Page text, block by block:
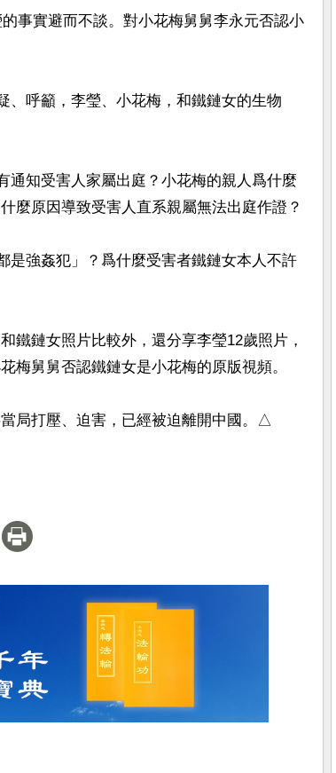
事實避而不談。對小花梅舅舅李永元否認小
、呼籲，李瑩、小花梅，和鐵鏈女的生物
通知受害人家屬出庭？小花梅的親人爲什麼
麼原因導致受害人直系親屬無法出庭作證？
是強姦犯」？爲什麼受害者鐵鏈女本人不許
鐵鏈女照片比較外，還分享李瑩12歲照片，
梅舅舅否認鐵鏈女是小花梅的原版視頻。
局打壓、迫害，已經被迫離開中國。△